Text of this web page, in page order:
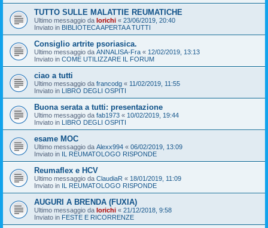
TUTTO SULLE MALATTIE REUMATICHE
Ultimo messaggio da lorichi « 23/06/2019, 20:40
Inviato in BIBLIOTECA APERTA A TUTTI
Consiglio artrite psoriasica.
Ultimo messaggio da ANNALISA-Fra « 12/02/2019, 13:13
Inviato in COME UTILIZZARE IL FORUM
ciao a tutti
Ultimo messaggio da francodg « 11/02/2019, 11:55
Inviato in LIBRO DEGLI OSPITI
Buona serata a tutti: presentazione
Ultimo messaggio da fab1973 « 10/02/2019, 19:44
Inviato in LIBRO DEGLI OSPITI
esame MOC
Ultimo messaggio da Alexx994 « 06/02/2019, 13:09
Inviato in IL REUMATOLOGO RISPONDE
Reumaflex e HCV
Ultimo messaggio da ClaudiaR « 18/01/2019, 11:09
Inviato in IL REUMATOLOGO RISPONDE
AUGURI A BRENDA (FUXIA)
Ultimo messaggio da lorichi « 21/12/2018, 9:58
Inviato in FESTE E RICORRENZE